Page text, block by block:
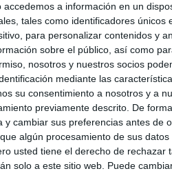
a información en un
tales como identificadores únicos
para personalizar contenidos y
sobre el público, así como
nosotros y nuestros socios
mediante las
su consentimiento a nosotros y a
previamente descrito. De
cambiar sus preferencias antes de
algún procesamiento de sus
usted tiene el derecho de rechazar
solo a este sitio web. Puede
con Marruecos
Facebook e Instagram
del